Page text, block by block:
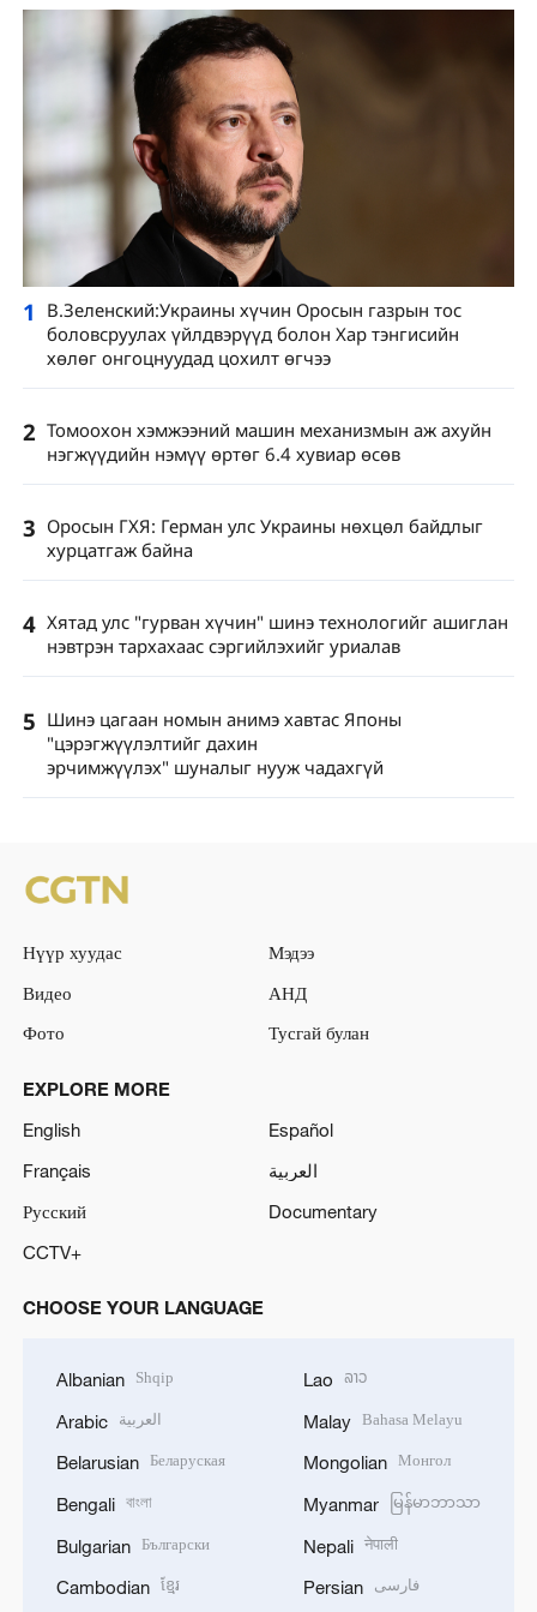
1
В.Зеленский:Украины хүчин Оросын газрын тос
боловсруулах үйлдвэрүүд болон Хар тэнгисийн
хөлөг онгоцнуудад цохилт өгчээ
2 Томоохон хэмжээний машин механизмын аж ахуйн
нэгжүүдийн нэмүү өртөг 6.4 хувиар өсөв
3 Оросын ГХЯ: Герман улс Украины нөхцөл байдлыг
хурцатгаж байна
4 Хятад улс "гурван хүчин" шинэ технологийг ашиглан
нэвтрэн тархахаас сэргийлэхийг уриалав
5 Шинэ цагаан номын анимэ хавтас Японы
"цэрэгжүүлэлтийг дахин
эрчимжүүлэх" шуналыг нууж чадахгүй
Нүүр хуудас
Мэдээ
Видео
АНД
Фото
Тусгай булан
EXPLORE MORE
English
Español
Français
العربية
Русский
Documentary
CCTV+
CHOOSE YOUR LANGUAGE
Albanian Shqip
Arabic العربية
Belarusian Беларуская
Bengali বাংলা
Bulgarian Български
Cambodian ខ្មែរ
Lao ລາວ
Malay Bahasa Melayu
Mongolian Монгол
Myanmar မြန်မာဘာသာ
Nepali नेपाली
Persian فارسی